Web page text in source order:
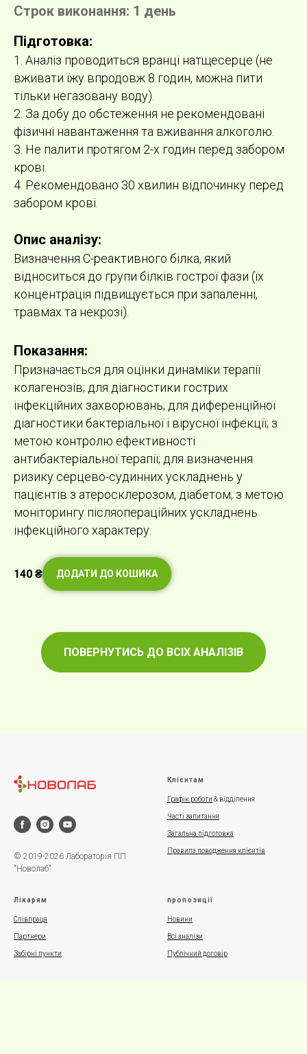
Строк виконання: 1 день
Підготовка:
1. Аналіз проводиться вранці натщесерце (не
вживати їжу впродовж 8 годин, можна пити
тільки негазовану воду).
2. За добу до обстеження не рекомендовані
фізичні навантаження та вживання алкоголю.
3. Не палити протягом 2-х годин перед забором
крові.
4. Рекомендовано 30 хвилин відпочинку перед
забором крові.
Опис аналізу:
Визначення C-реактивного білка, який
відноситься до групи білків гострої фази (їх
концентрація підвищується при запаленні,
травмах та некрозі).
Показання:
Призначається для оцінки динаміки терапії
колагенозів; для діагностики гострих
інфекційних захворювань; для диференційної
діагностики бактеріальної і вірусної інфекції; з
метою контролю ефективності
антибактеріальної терапії; для визначення
ризику серцево-судинних ускладнень у
пацієнтів з атеросклерозом, діабетом; з метою
моніторингу післяопераційних ускладнень
інфекційного характеру.
140 ₴ ДОДАТИ ДО КОШИКА
ПОВЕРНУТИСЬ ДО ВСІХ АНАЛІЗІВ
© 2019-2026 Лабораторія ПП
"Новолаб"
Клієнтам
Графік роботи & відділення
Часті запитання
Загальна підготовка
Правила поводження клієнтів
Лікарям
Співпраця
Партнери
Забірні пункти
пропозиції
Новини
Всі аналізи
Публічний договір